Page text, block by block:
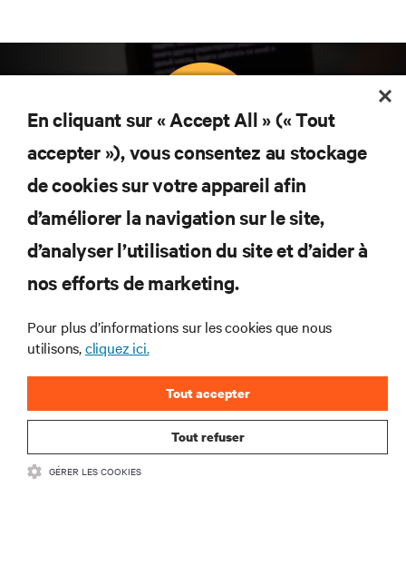
Abonnez-vous pour connaître les dernières
tendances technologiques
Recevez régulièrement l’actualité sur les sujets les
plus importants du secteur, ainsi que les dernières
interventions et avis de nos experts sur la gestion,
l’alimentation et le refroidissement des data centers
et des infrastructures informatiques critiques.
S’INSCRIRE MAINTENANT
En cliquant sur « Accept All » (« Tout
accepter »), vous consentez au stockage
de cookies sur votre appareil afin
d’améliorer la navigation sur le site,
d’analyser l’utilisation du site et d’aider à
nos efforts de marketing.
Pour plus d’informations sur les cookies que nous
utilisons,cliquez ici.
Tout refuser
Tout accepter
GÉRER LES COOKIES